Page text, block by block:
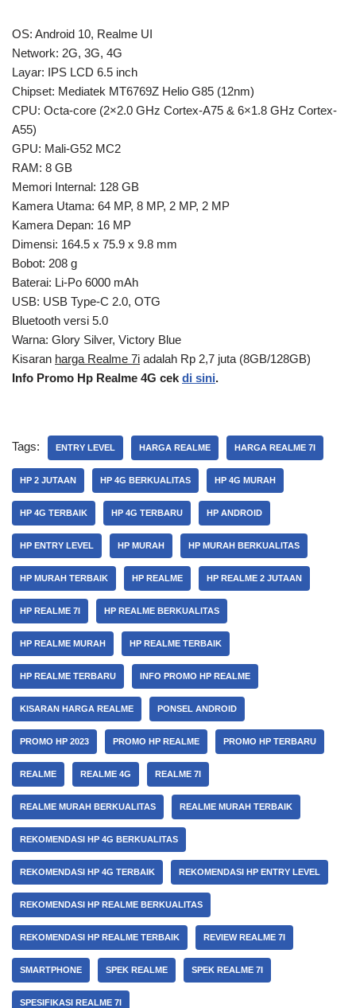
OS: Android 10, Realme UI
Network: 2G, 3G, 4G
Layar: IPS LCD 6.5 inch
Chipset: Mediatek MT6769Z Helio G85 (12nm)
CPU: Octa-core (2×2.0 GHz Cortex-A75 & 6×1.8 GHz Cortex-
A55)
GPU: Mali-G52 MC2
RAM: 8 GB
Memori Internal: 128 GB
Kamera Utama: 64 MP, 8 MP, 2 MP, 2 MP
Kamera Depan: 16 MP
Dimensi: 164.5 x 75.9 x 9.8 mm
Bobot: 208 g
Baterai: Li-Po 6000 mAh
USB: USB Type-C 2.0, OTG
Bluetooth versi 5.0
Warna: Glory Silver, Victory Blue
Kisaran harga Realme 7i adalah Rp 2,7 juta (8GB/128GB)
Info Promo Hp Realme 4G cek di sini.
Tags: ENTRY LEVEL HARGA REALME HARGA REALME 7I
HP 2 JUTAAN HP 4G BERKUALITAS HP 4G MURAH
HP 4G TERBAIK HP 4G TERBARU HP ANDROID
HP ENTRY LEVEL HP MURAH HP MURAH BERKUALITAS
HP MURAH TERBAIK HP REALME HP REALME 2 JUTAAN
HP REALME 7I HP REALME BERKUALITAS
HP REALME MURAH HP REALME TERBAIK
HP REALME TERBARU INFO PROMO HP REALME
KISARAN HARGA REALME PONSEL ANDROID
PROMO HP 2023 PROMO HP REALME PROMO HP TERBARU
REALME REALME 4G REALME 7I
REALME MURAH BERKUALITAS REALME MURAH TERBAIK
REKOMENDASI HP 4G BERKUALITAS
REKOMENDASI HP 4G TERBAIK REKOMENDASI HP ENTRY LEVEL
REKOMENDASI HP REALME BERKUALITAS
REKOMENDASI HP REALME TERBAIK REVIEW REALME 7I
SMARTPHONE SPEK REALME SPEK REALME 7I
SPESIFIKASI REALME 7I